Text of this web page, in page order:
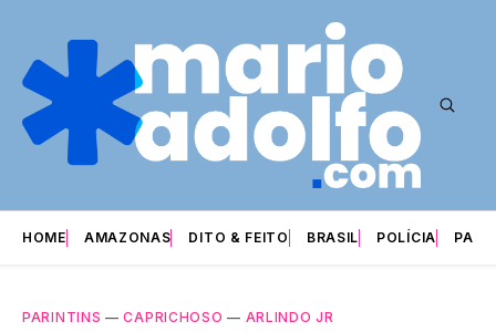
HOME AMAZONAS DITO & FEITO BRASIL POLÍCIA
PARINTINS —CAPRICHOSO — ARLINDO JR